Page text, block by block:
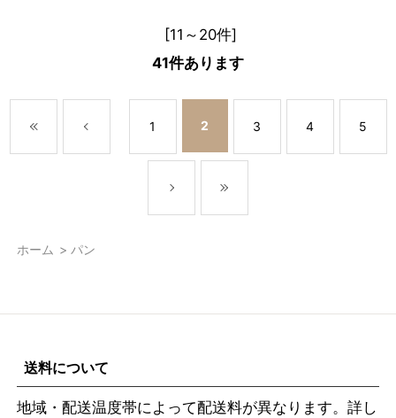
[11～20件]
41件あります
1 2 3 4 5
ホーム > パン
送料について
地域・配送温度帯によって配送料が異なります。詳し